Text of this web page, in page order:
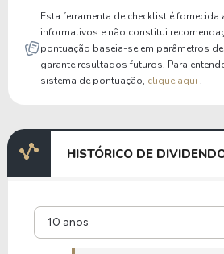
Esta ferramenta de checklist é fornecida
informativos e não constitui
pontuação baseia-se em parâmetros
garante resultados futuros. Para
sistema de pontuação, clique aqui .
HISTÓRICO DE
10 anos